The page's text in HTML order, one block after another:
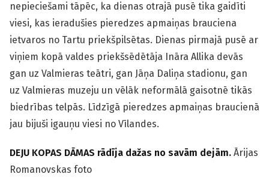
nepieciešami tāpēc, ka dienas otrajā pusē tika gaidīti
viesi, kas ieradušies pieredzes apmaiņas brauciena
ietvaros no Tartu priekšpilsētas. Dienas pirmajā pusē ar
viņiem kopā valdes priekšsēdētāja Ināra Allika devās
gan uz Valmieras teātri, gan Jāņa Daliņa stadionu, gan
uz Valmieras muzeju un vēlāk neformālā gaisotnē tikās
biedrības telpās. Līdzīgā pieredzes apmaiņas braucienā
jau bijuši igauņu viesi no Vīlandes.
DEJU KOPAS DĀMAS rādīja dažas no savām dejām. Ārijas
Romanovskas foto